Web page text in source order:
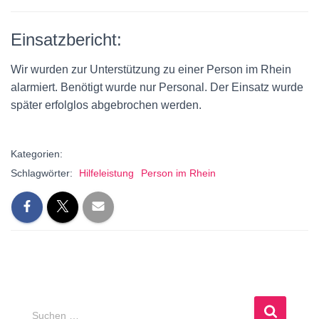
Einsatzbericht:
Wir wurden zur Unterstützung zu einer Person im Rhein
alarmiert. Benötigt wurde nur Personal. Der Einsatz wurde
später erfolglos abgebrochen werden.
Kategorien:
Schlagwörter:
Hilfeleistung Person im Rhein
S
Suchen …